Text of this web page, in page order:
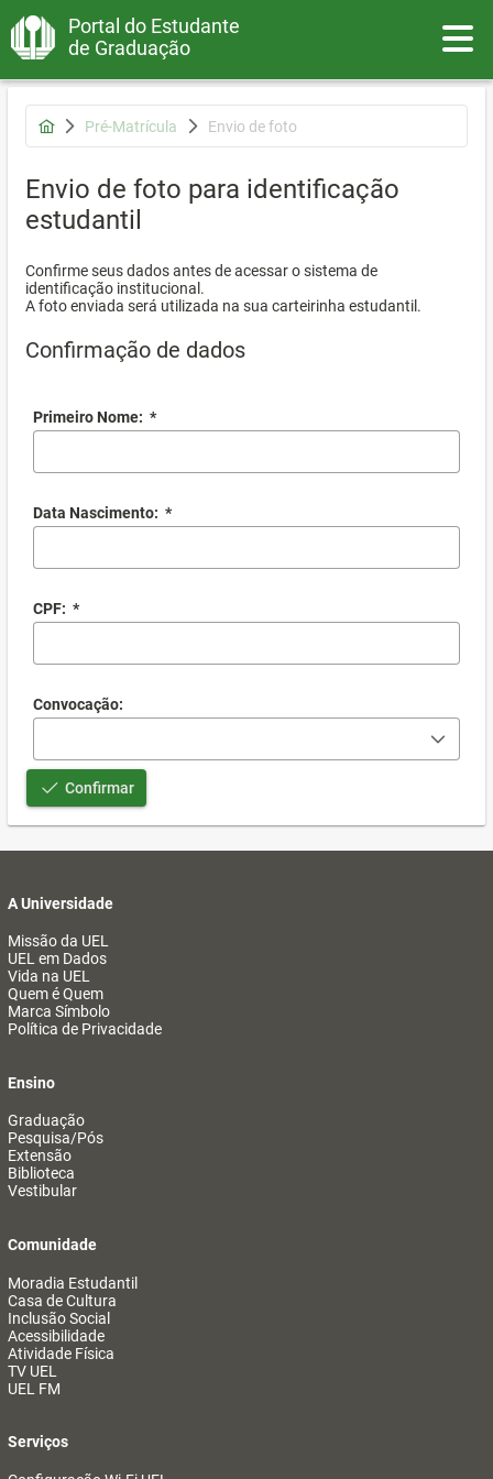
Portal do Estudante
de Graduação
Pré-Matrícula Envio de foto
Envio de foto para identificação
estudantil
Confirme seus dados antes de acessar o sistema de
identificação institucional.
A foto enviada será utilizada na sua carteirinha estudantil.
Confirmação de dados
Primeiro Nome: *
Data Nascimento: *
CPF: *
Convocação:
Confirmar
A Universidade
Missão da UEL
UEL em Dados
Vida na UEL
Quem é Quem
Marca Símbolo
Política de Privacidade
Ensino
Graduação
Pesquisa/Pós
Extensão
Biblioteca
Vestibular
Comunidade
Moradia Estudantil
Casa de Cultura
Inclusão Social
Acessibilidade
Atividade Física
TV UEL
UEL FM
Serviços